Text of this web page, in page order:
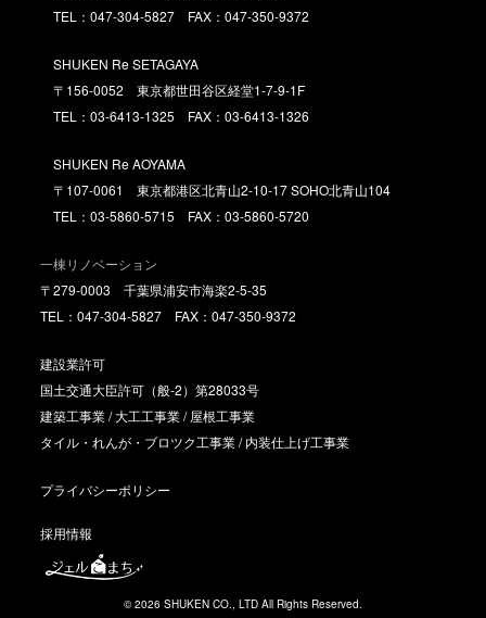
TEL：047-304-5827 FAX：047-350-9372
SHUKEN Re SETAGAYA
〒156-0052 東京都世田谷区経堂1-7-9-1F
TEL：03-6413-1325 FAX：03-6413-1326
SHUKEN Re AOYAMA
〒107-0061 東京都港区北青山2-10-17 SOHO北青山104
TEL：03-5860-5715 FAX：03-5860-5720
一棟リノベーション
〒279-0003 千葉県浦安市海楽2-5-35
TEL：047-304-5827 FAX：047-350-9372
建設業許可
国土交通大臣許可（般-2）第28033号
建築工事業 / 大工工事業 / 屋根工事業
タイル・れんが・ブロツク工事業 / 内装仕上げ工事業
プライバシーポリシー
採用情報
© 2026 SHUKEN CO., LTD All Rights Reserved.